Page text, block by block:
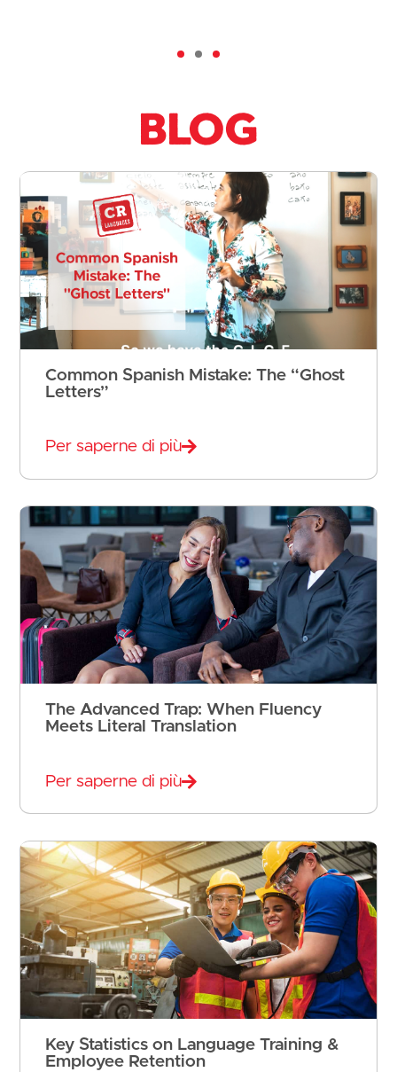
Blog
Common Spanish Mistake: The “Ghost
Letters”
Per saperne di più
The Advanced Trap: When Fluency
Meets Literal Translation
Per saperne di più
Key Statistics on Language Training &
Employee Retention